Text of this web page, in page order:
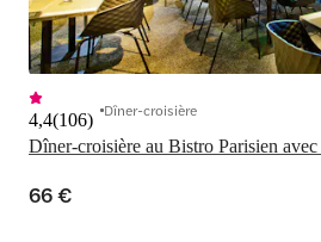
Dîner-croisière au Bistro Parisien
4,4(106) Dîner-croisière
66 €